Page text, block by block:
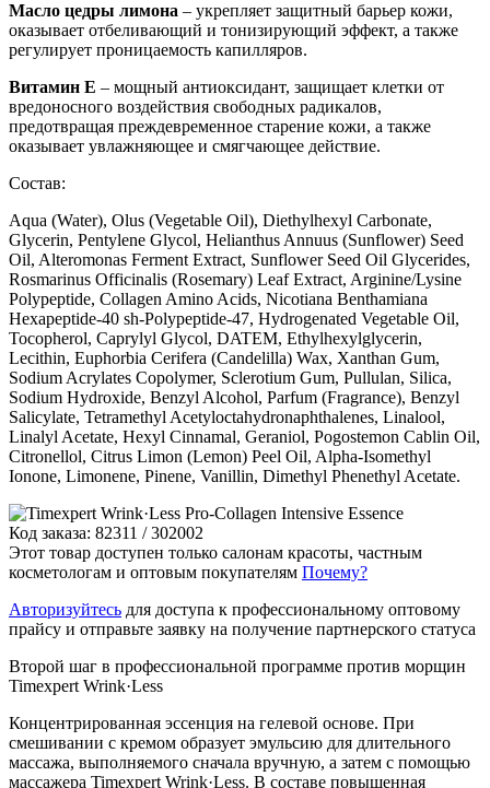
Масло цедры лимона – укрепляет защитный барьер кожи,
оказывает отбеливающий и тонизирующий эффект, а также
регулирует проницаемость капилляров.
Витамин Е – мощный антиоксидант, защищает клетки от
вредоносного воздействия свободных радикалов,
предотвращая преждевременное старение кожи, а также
оказывает увлажняющее и смягчающее действие.
Состав:
Aqua (Water), Olus (Vegetable Oil), Diethylhexyl Carbonate,
Glycerin, Pentylene Glycol, Helianthus Annuus (Sunflower) Seed
Oil, Alteromonas Ferment Extract, Sunflower Seed Oil Glycerides,
Rosmarinus Officinalis (Rosemary) Leaf Extract, Arginine/Lysine
Polypeptide, Collagen Amino Acids, Nicotiana Benthamiana
Hexapeptide-40 sh-Polypeptide-47, Hydrogenated Vegetable Oil,
Tocopherol, Caprylyl Glycol, DATEM, Ethylhexylglycerin,
Lecithin, Euphorbia Cerifera (Candelilla) Wax, Xanthan Gum,
Sodium Acrylates Copolymer, Sclerotium Gum, Pullulan, Silica,
Sodium Hydroxide, Benzyl Alcohol, Parfum (Fragrance), Benzyl
Salicylate, Tetramethyl Acetyloctahydronaphthalenes, Linalool,
Linalyl Acetate, Hexyl Cinnamal, Geraniol, Pogostemon Cablin Oil,
Citronellol, Citrus Limon (Lemon) Peel Oil, Alpha-Isomethyl
Ionone, Limonene, Pinene, Vanillin, Dimethyl Phenethyl Acetate.
Код заказа: 82311 / 302002
Этот товар доступен только салонам красоты, частным
косметологам и оптовым покупателям Почему?
Авторизуйтесь для доступа к профессиональному оптовому
прайсу и отправьте заявку на получение партнерского статуса
Второй шаг в профессиональной программе против морщин
Timexpert Wrink·Less
Концентрированная эссенция на гелевой основе. При
смешивании с кремом образует эмульсию для длительного
массажа, выполняемого сначала вручную, а затем с помощью
массажера Timexpert Wrink·Less. В составе повышенная